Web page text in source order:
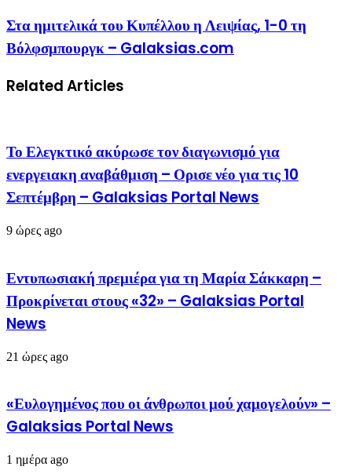
Στα ημιτελικά του Κυπέλλου η Λειψίας, 1-0 τη
Βόλφσμπουργκ – Galaksias.com
Related Articles
Το Ελεγκτικό ακύρωσε τον διαγωνισμό για
ενεργειακη αναβάθμιση – Ορισε νέο για τις 10
Σεπτέμβρη – Galaksias Portal News
9 ώρες ago
Εντυπωσιακή πρεμιέρα για τη Μαρία Σάκκαρη –
Προκρίνεται στους «32» – Galaksias Portal
News
21 ώρες ago
«Ευλογημένος που οι άνθρωποι μού χαμογελούν» –
Galaksias Portal News
1 ημέρα ago